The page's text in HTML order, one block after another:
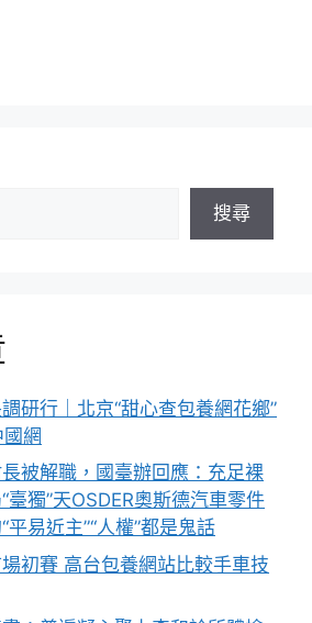
搜尋
研行｜北京“甜心查包養網花鄉”
國網
被解職，國臺辦回應：充足裸
臺獨”天OSDER奧斯德汽車零件
易近主”“人權”都是鬼話
初賽 高台包養網站比較手車技